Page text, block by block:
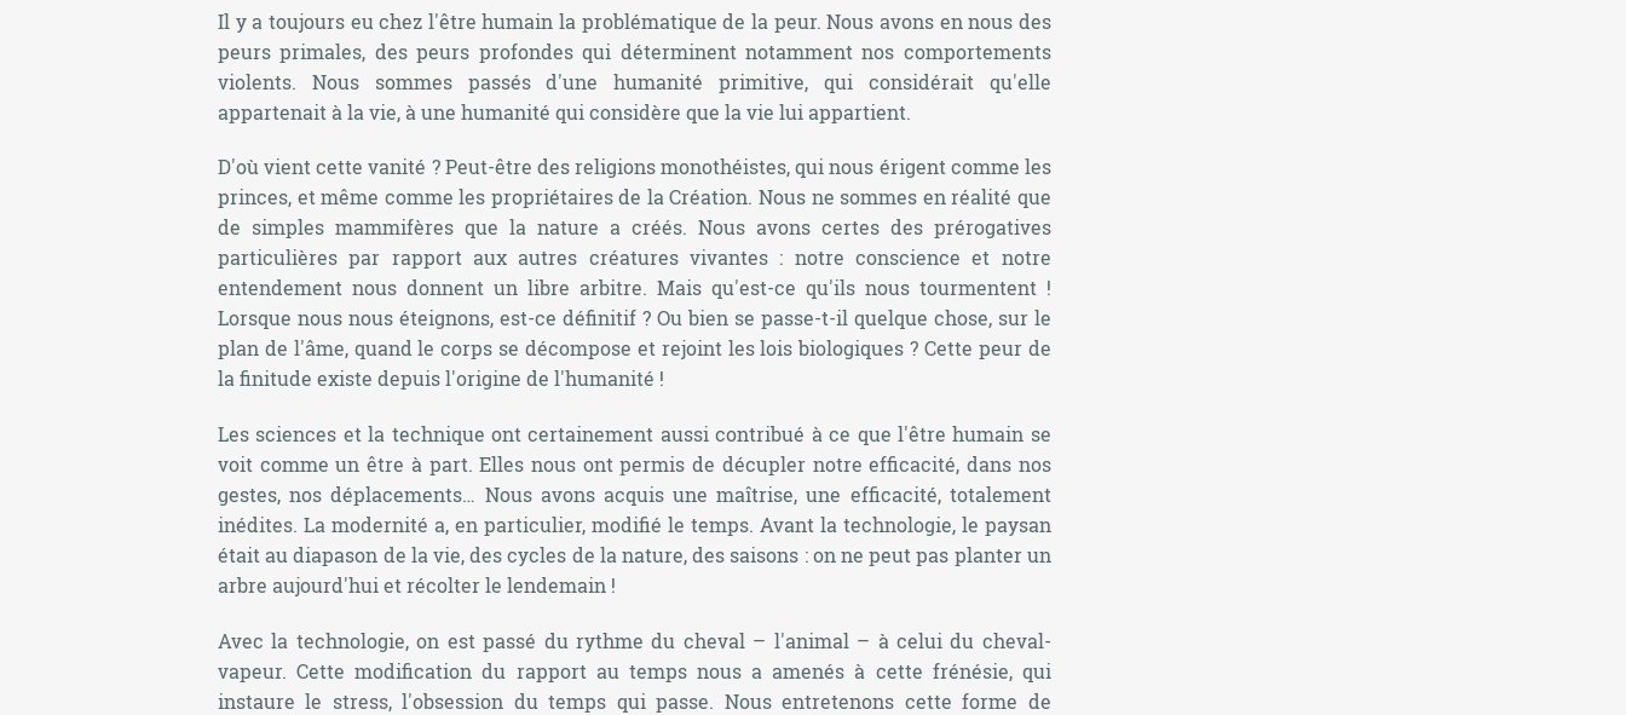
Il y a toujours eu chez l'être humain la problématique de la peur. Nous avons en nous des
peurs primales, des peurs profondes qui déterminent notamment nos comportements
violents. Nous sommes passés d'une humanité primitive, qui considérait qu'elle
appartenait à la vie, à une humanité qui considère que la vie lui appartient.
D'où vient cette vanité ? Peut-être des religions monothéistes, qui nous érigent comme les
princes, et même comme les propriétaires de la Création. Nous ne sommes en réalité que
de simples mammifères que la nature a créés. Nous avons certes des prérogatives
particulières par rapport aux autres créatures vivantes : notre conscience et notre
entendement nous donnent un libre arbitre. Mais qu'est-ce qu'ils nous tourmentent !
Lorsque nous nous éteignons, est-ce définitif ? Ou bien se passe-t-il quelque chose, sur le
plan de l'âme, quand le corps se décompose et rejoint les lois biologiques ? Cette peur de
la finitude existe depuis l'origine de l'humanité !
Les sciences et la technique ont certainement aussi contribué à ce que l'être humain se
voit comme un être à part. Elles nous ont permis de décupler notre efficacité, dans nos
gestes, nos déplacements… Nous avons acquis une maîtrise, une efficacité, totalement
inédites. La modernité a, en particulier, modifié le temps. Avant la technologie, le paysan
était au diapason de la vie, des cycles de la nature, des saisons : on ne peut pas planter un
arbre aujourd'hui et récolter le lendemain !
Avec la technologie, on est passé du rythme du cheval – l'animal – à celui du cheval-
vapeur. Cette modification du rapport au temps nous a amenés à cette frénésie, qui
instaure le stress, l'obsession du temps qui passe. Nous entretenons cette forme de